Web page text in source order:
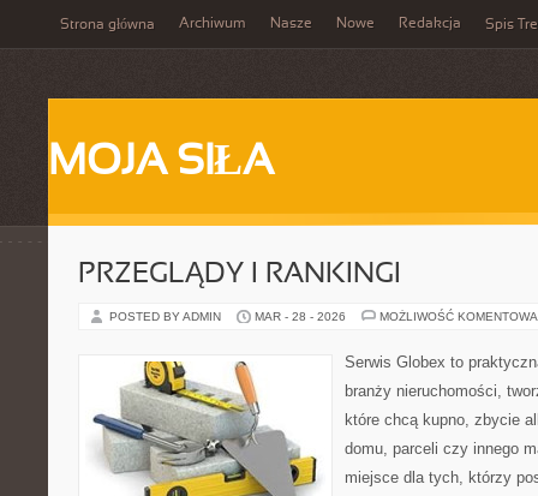
Strona główna Archiwum Nasze Nowe Redakcja Spis
MOJA SIŁA
PRZEGLĄDY I RANKINGI
POSTED BY ADMIN MAR - 28 - 2026 MOŻLIWOŚĆ
Serwis Globex to
branży nieruchomości,
które chcą kupno, zbycie
domu, parceli czy innego
miejsce dla tych, którzy